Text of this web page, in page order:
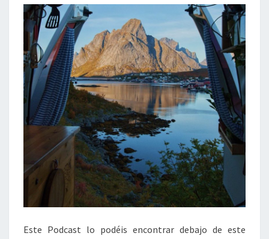
Este Podcast lo podéis encontrar debajo de este